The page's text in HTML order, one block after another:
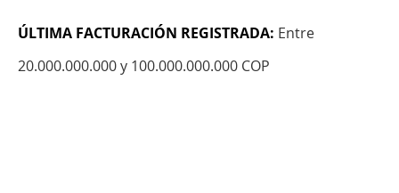
ÚLTIMA FACTURACIÓN REGISTRADA: Entre
20.000.000.000 y 100.000.000.000 COP